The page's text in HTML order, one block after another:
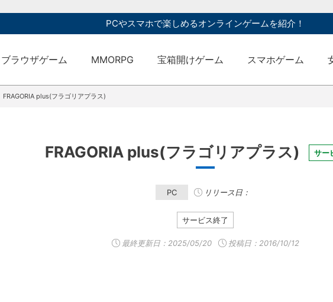
PCやスマホで楽しめるオンラインゲームを紹介！
ブラウザゲーム MMORPG 宝箱開けゲーム スマホゲーム
FRAGORIA plus(フラゴリアプラス)
FRAGORIA plus(フラゴリアプラス) サー
PC リリース日：
サービス終了
最終更新日： 2025/05/20 投稿日：2016/10/12